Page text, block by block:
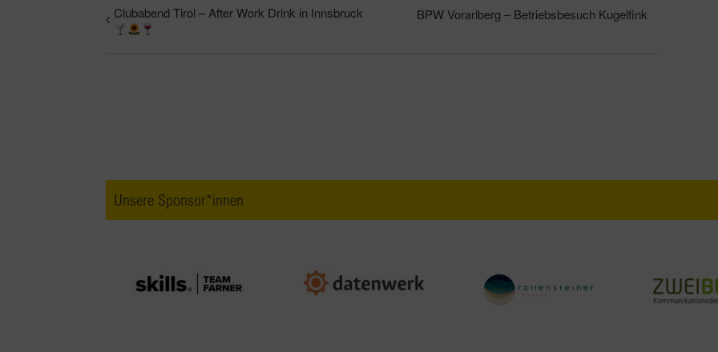
Clubabend Tirol – After Work Drink in Innsbruck BPW Vorarlberg – Betriebsbesuch Kugelfink
Unsere Sponsor*innen